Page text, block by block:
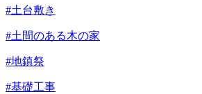
#土台敷き
#土間のある木の家
#地鎮祭
#基礎工事